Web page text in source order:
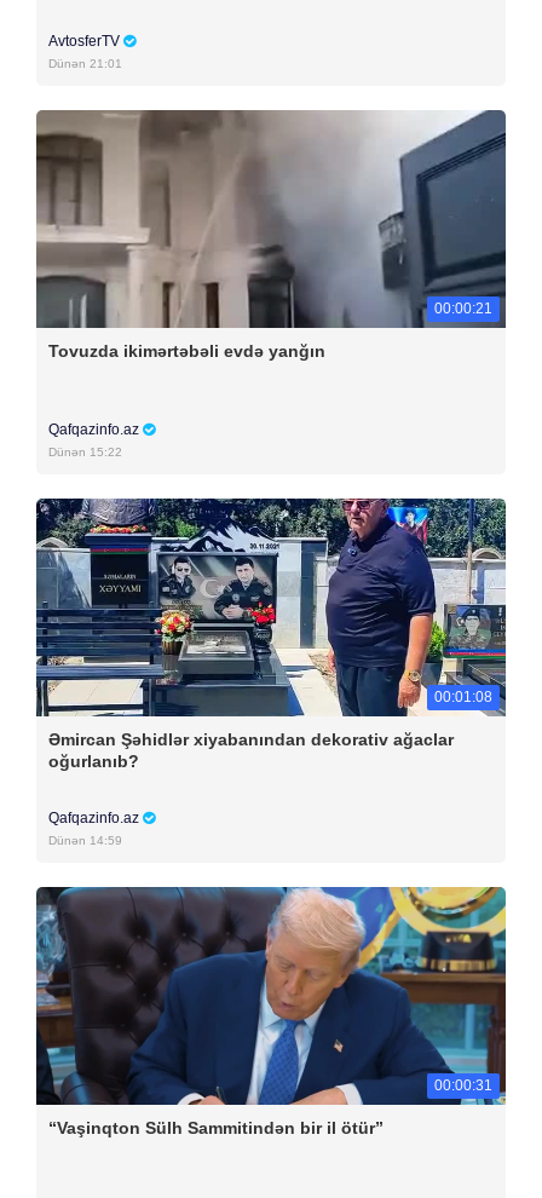
AvtosferTV
Dünən 21:01
00:00:21
Tovuzda ikimərtəbəli evdə yanğın
Qafqazinfo.az
Dünən 15:22
00:01:08
Əmircan Şəhidlər xiyabanından dekorativ ağaclar
oğurlanıb?
Qafqazinfo.az
Dünən 14:59
00:00:31
“Vaşinqton Sülh Sammitindən bir il ötür”